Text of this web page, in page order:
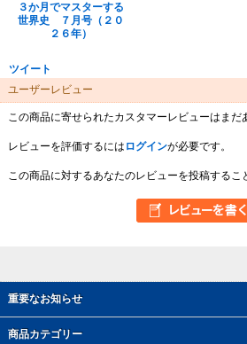
重要なお知らせ
商品カテゴリー
３か月でマスターする
世界史 ７月号（２０
２６年）
ツイート
ユーザーレビュー
この商品に寄せられたカスタマーレビューはまだ
レビューを評価するには ログインが必要です。
この商品に対するあなたのレビューを投稿するこ